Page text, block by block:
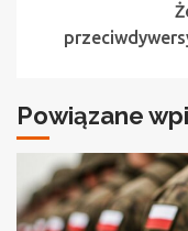
Powiązane